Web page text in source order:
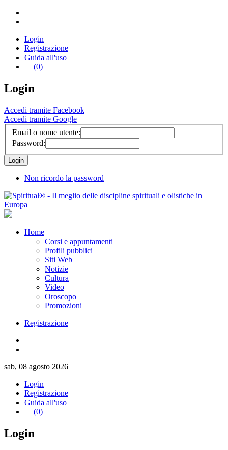
Login
Registrazione
Guida all'uso
(0)
Login
Accedi tramite Facebook
Accedi tramite Google
Email o nome utente:
Password:
Non ricordo la password
Home
Corsi e appuntamenti
Profili pubblici
Siti Web
Notizie
Cultura
Video
Oroscopo
Promozioni
Registrazione
sab, 08 agosto 2026
Login
Registrazione
Guida all'uso
(0)
Login